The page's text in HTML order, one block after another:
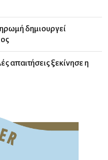
δημιουργεί
απαιτήσεις ξεκίνησε η